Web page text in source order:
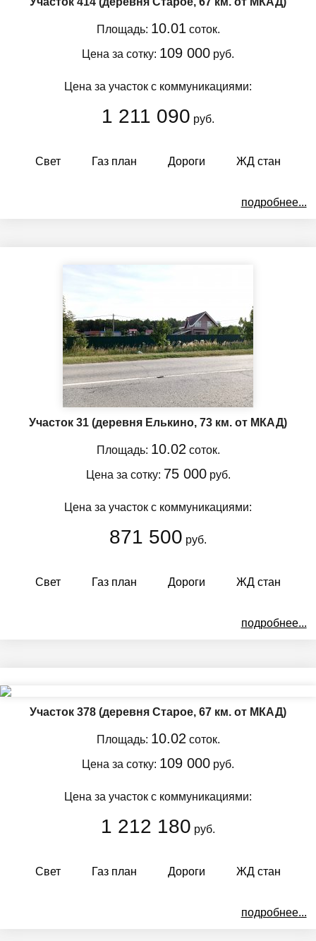
Площадь: 10.01 соток.
Цена за сотку: 109 000 руб.
Цена за участок с коммуникациями:
1 211 090 руб.
Свет Газ план Дороги ЖД стан
подробнее...
Участок 31 (деревня Елькино, 73 км. от МКАД)
Площадь: 10.02 соток.
Цена за сотку: 75 000руб.
Цена за участок с коммуникациями:
871 500 руб.
Свет Газ план Дороги ЖД стан
подробнее...
Участок 378 (деревня Старое, 67 км. от МКАД)
Площадь: 10.02 соток.
Цена за сотку: 109 000 руб.
Цена за участок с коммуникациями:
1 212 180 руб.
Свет Газ план Дороги ЖД стан
подробнее...